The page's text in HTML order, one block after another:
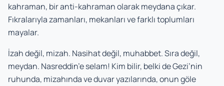
kahraman, bir anti-kahraman olarak meydana çıkar.
Fıkralarıyla zamanları, mekanları ve farklı toplumları
mayalar.
İzah değil, mizah. Nasihat değil, muhabbet. Sıra değil,
meydan. Nasreddin’e selam! Kim bilir, belki de Gezi’nin
ruhunda, mizahında ve duvar yazılarında, onun göle